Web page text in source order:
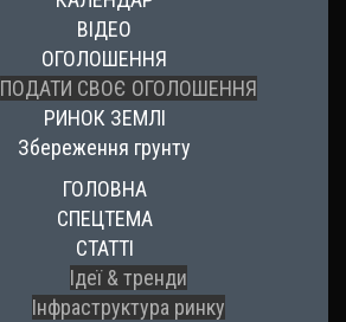
ВІДЕО
ОГОЛОШЕННЯ
ПОДАТИ СВОЄ ОГОЛОШЕННЯ
РИНОК ЗЕМЛІ
Збереження грунту
ГОЛОВНА
СПЕЦТЕМА
СТАТТІ
Ідеї & тренди
Інфраструктура ринку